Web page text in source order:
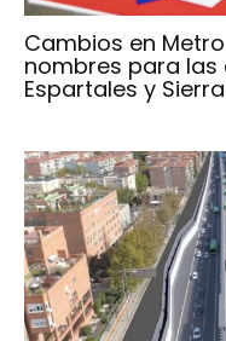
Cambios en
nombres para las
Espartales y